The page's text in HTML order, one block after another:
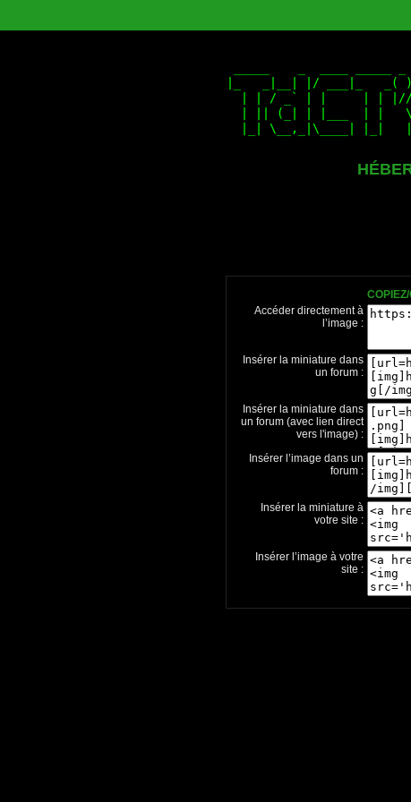
Accéder directement à
l’image :
Insérer la miniature dans
un forum :
Insérer la miniature dans
un forum (avec lien direct
vers l'image) :
Insérer l’image dans un
forum :
Insérer la miniature à
votre site :
Insérer l’image à votre
site :